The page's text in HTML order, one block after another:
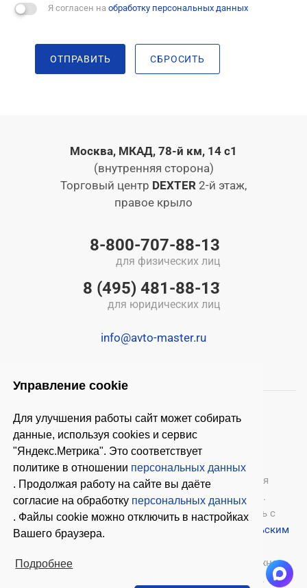
Управление cookie
Для улучшения работы сайт может собирать
данные, используя cookies и сервис
"Яндекс.Метрика". Это соответствует
политике в отношении персональных данных
. Продолжая работу на сайте вы даёте
согласие на обработку персональных данных
. Файлы cookie можно отключить в настройках
Вашего браузера.
Подробнее
Я согласен на обработку персональных данных
ОТПРАВИТЬ СБРОСИТЬ
Москва, МКАД, 78-й км, 14 с1
(внутренняя сторона)
Торговый центр DEXTER 2-й этаж,
правое крыло
8-800-707-88-13
для физических лиц
8 (495) 481-88-13
для юридических лиц
info@avto-master.ru
© 2026 ООО «Автомастер» — оборудование для
автосервиса, шиномонтажное оборудование.
Оставляя заявки на нашем сайте, ознакомьтесь с
Политикой конфиденциальности
Пользовательским
Копирование материалов с этого сайта возможно
только с письменного согласия владельцев.